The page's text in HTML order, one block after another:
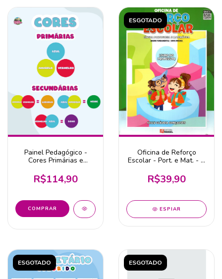
Painel Pedagógico -
Cores Primárias e
R$114,90
ESGOTADO
Oficina de Reforço
Escolar - Port. e Mat. - L.
R$39,90
ESPIAR
ESGOTADO ESGOTADO